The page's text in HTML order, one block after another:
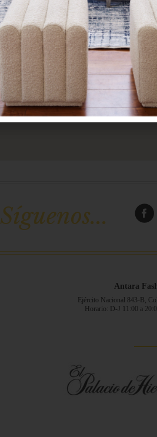
Síguenos...
Antara
Ejército Nacional 843-B,
Horario: D-J 11:00 a